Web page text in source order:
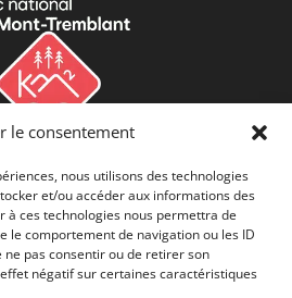
le consentement
nous utilisons des technologies
et/ou accéder aux informations des
à ces technologies nous permettra de
le comportement de navigation ou les ID
ne pas consentir ou de retirer son
négatif sur certaines caractéristiques